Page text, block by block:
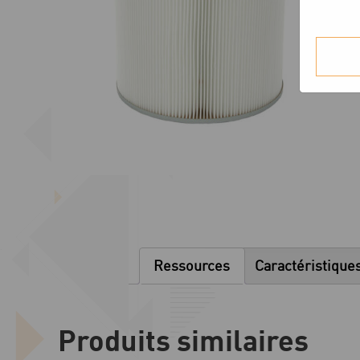
Ressources
Produits similaires